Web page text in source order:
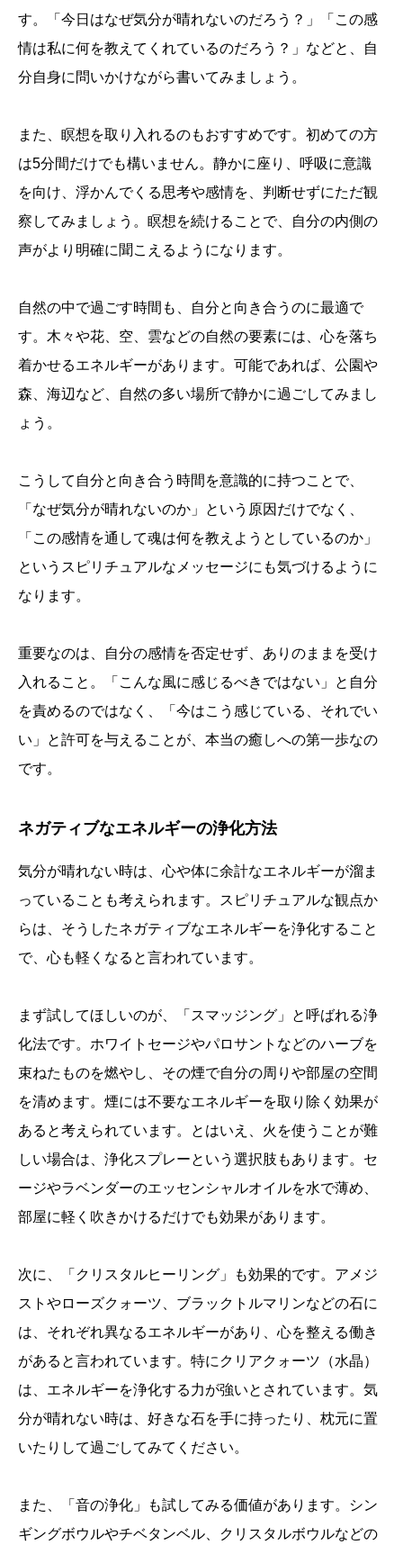
す。「今日はなぜ気分が晴れないのだろう？」「この感
情は私に何を教えてくれているのだろう？」などと、自
分自身に問いかけながら書いてみましょう。
また、瞑想を取り入れるのもおすすめです。初めての方
は5分間だけでも構いません。静かに座り、呼吸に意識
を向け、浮かんでくる思考や感情を、判断せずにただ観
察してみましょう。瞑想を続けることで、自分の内側の
声がより明確に聞こえるようになります。
自然の中で過ごす時間も、自分と向き合うのに最適で
す。木々や花、空、雲などの自然の要素には、心を落ち
着かせるエネルギーがあります。可能であれば、公園や
森、海辺など、自然の多い場所で静かに過ごしてみまし
ょう。
こうして自分と向き合う時間を意識的に持つことで、
「なぜ気分が晴れないのか」という原因だけでなく、
「この感情を通して魂は何を教えようとしているのか」
というスピリチュアルなメッセージにも気づけるように
なります。
重要なのは、自分の感情を否定せず、ありのままを受け
入れること。「こんな風に感じるべきではない」と自分
を責めるのではなく、「今はこう感じている、それでい
い」と許可を与えることが、本当の癒しへの第一歩なの
です。
ネガティブなエネルギーの浄化方法
気分が晴れない時は、心や体に余計なエネルギーが溜ま
っていることも考えられます。スピリチュアルな観点か
らは、そうしたネガティブなエネルギーを浄化すること
で、心も軽くなると言われています。
まず試してほしいのが、「スマッジング」と呼ばれる浄
化法です。ホワイトセージやパロサントなどのハーブを
束ねたものを燃やし、その煙で自分の周りや部屋の空間
を清めます。煙には不要なエネルギーを取り除く効果が
あると考えられています。とはいえ、火を使うことが難
しい場合は、浄化スプレーという選択肢もあります。セ
ージやラベンダーのエッセンシャルオイルを水で薄め、
部屋に軽く吹きかけるだけでも効果があります。
次に、「クリスタルヒーリング」も効果的です。アメジ
ストやローズクォーツ、ブラックトルマリンなどの石に
は、それぞれ異なるエネルギーがあり、心を整える働き
があると言われています。特にクリアクォーツ（水晶）
は、エネルギーを浄化する力が強いとされています。気
分が晴れない時は、好きな石を手に持ったり、枕元に置
いたりして過ごしてみてください。
また、「音の浄化」も試してみる価値があります。シン
ギングボウルやチベタンベル、クリスタルボウルなどの